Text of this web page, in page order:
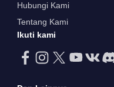
Hubungi Kami
Tentang Kami
Ikuti kami